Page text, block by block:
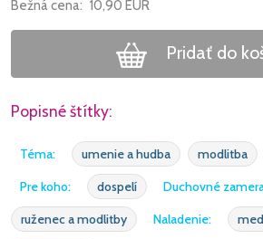
Bežná cena: 10,90 EUR
Pridať do
Popisné štítky:
Téma: umenie a hudba modlitba
Pre koho:
dospelí
Duchovné
ruženec a modlitby
Naladenie: